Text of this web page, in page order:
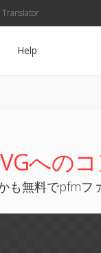
Translator
Help
への
も無料でpfmフ